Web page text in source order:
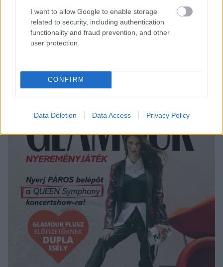
I want to allow Google to enable storage
related to security, including authentication
functionality and fraud prevention, and other
user protection.
CONFIRM
Data Deletion Data Access Privacy Policy
Katalin hercegné és Meghan Markle egymást
utánozzák?
Brad Pitt szerelmesebb, mint valaha - mutatjuk a
bizonyítékot
partijánál menőbbet még nem láttál